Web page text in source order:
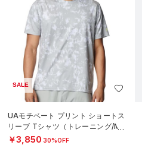
SALE
UAモチベート プリント ショートス
リーブ Tシャツ（トレーニング/ME
N）
￥3,850 30%OFF